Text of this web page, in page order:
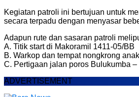
Kegiatan patroli ini bertujuan untuk
secara terpadu dengan menyasar
Adapun rute dan sasaran patroli
A. Titik start di Makoramil 1411-05/BB
B. Warkop dan tempat nongkrong
C. Pertigaan jalan poros Bulukumba
ADVERTISEMENT